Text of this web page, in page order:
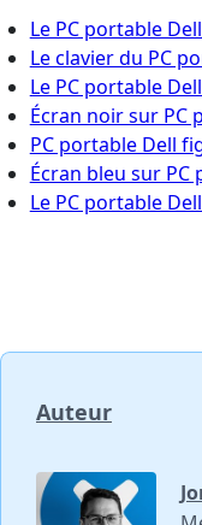
Le PC portable
Le clavier du PC
Le PC portable
Écran noir sur PC
PC portable Dell
Écran bleu sur PC
Le PC portable
Auteur